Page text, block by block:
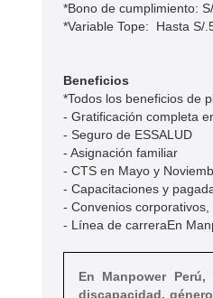
*Bono de cumplimiento:
*Variable Tope: Hasta S/
Beneficios
*Todos los beneficios de
- Gratificación completa
- Seguro de ESSALUD
- Asignación familiar
- CTS en Mayo y
- Capacitaciones y
- Convenios
- Línea de carreraEn
En Manpower
discapacidad,